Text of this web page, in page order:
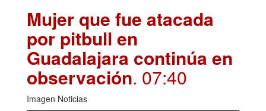
Mujer que fue atacada
por pitbull en
Guadalajara continúa en
observación. 07:40
Imagen Noticias